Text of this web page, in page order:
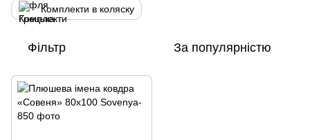
Комплекти в коляску
Фільтр За популярністю